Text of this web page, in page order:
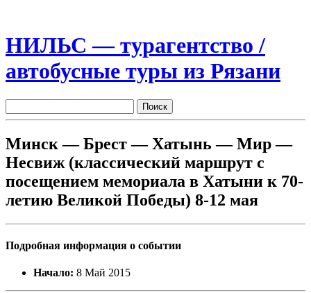
НИЛЬС — турагентство /
автобусные туры из Рязани
Минск — Брест — Хатынь — Мир —
Несвиж (классический маршрут с
посещением мемориала в Хатыни к 70-
летию Великой Победы) 8-12 мая
Подробная информация о событии
Начало: 8 Май 2015